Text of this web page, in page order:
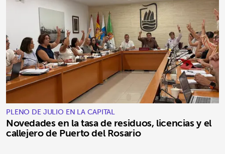
PLENO DE JULIO EN LA CAPITAL
Novedades en la tasa de residuos, licencias y el
callejero de Puerto del Rosario